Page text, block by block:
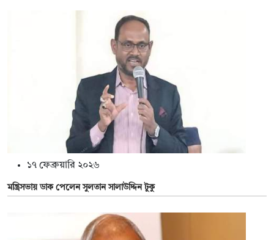
১৭ ফেব্রুয়ারি ২০২৬
মন্ত্রিসভায় ডাক পেলেন সুলতান সালাউদ্দিন টুকু